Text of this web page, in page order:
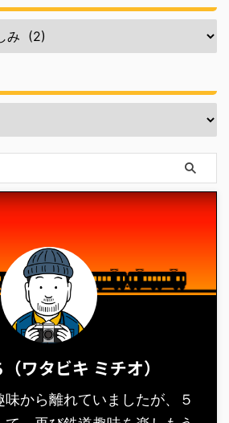
ワタビキ ミチオ）
から離れていましたが、５